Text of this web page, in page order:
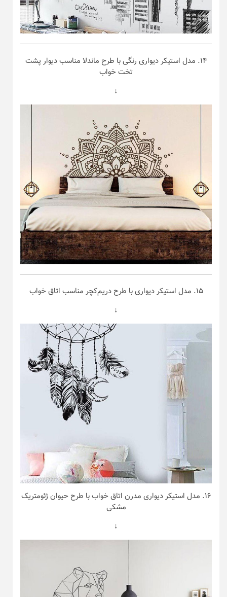
۱۴. مدل استیکر دیواری رنگی با طرح ماندلا مناسب دیوار پشت
تخت خواب
↓
۱۵. مدل استیکر دیواری با طرح دریم‌کچر مناسب اتاق خواب
↓
۱۶. مدل استیکر دیواری مدرن اتاق خواب با طرح حیوان ژئومتریک
مشکی
↓